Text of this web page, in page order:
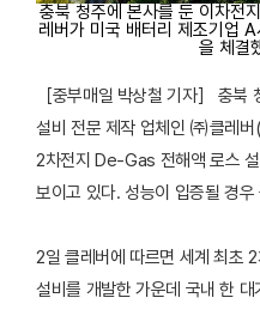
충북 청주에 본사를 둔 이차전
레버가 미국 배터리 제조기업
을 체결
［중부매일 박상철 기자］ 충
설비 전문 제작 업체인 ㈜클레
2차전지 De-Gas 전해액 로스
보이고 있다. 성능이 입증될 경
2일 클레버에 따르면 세계 최초
설비를 개발한 가운데 국내 한